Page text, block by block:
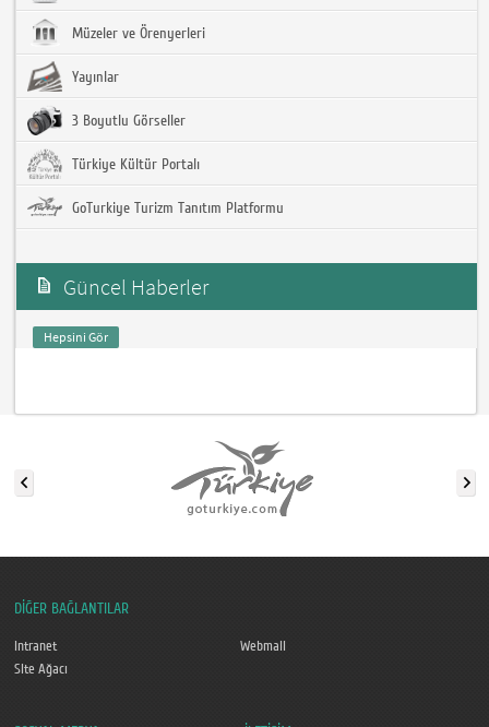
Müzeler ve Örenyerleri
Yayınlar
3 Boyutlu Görseller
Türkiye Kültür Portalı
GoTurkiye Turizm Tanıtım Platformu
Güncel Haberler
Hepsini Gör
DİĞER BAĞLANTILAR
Intranet
Webmail
Site Ağacı